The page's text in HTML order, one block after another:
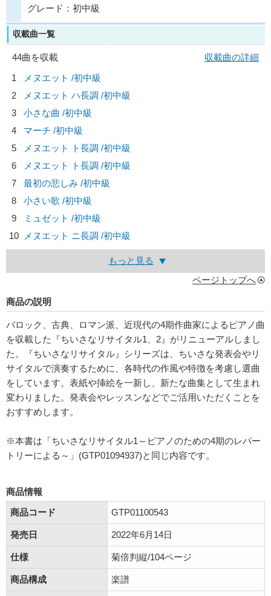
グレード：初中級
収載曲一覧
44曲を収載
収載曲の詳細
1
メヌエット /初中級
2
メヌエット ハ長調 /初中級
3
小さな曲 /初中級
4
マーチ /初中級
5
メヌエット ト長調 /初中級
6
メヌエット ト長調 /初中級
7
最初の悲しみ /初中級
8
小さい歌 /初中級
9
ミュゼット /初中級
10
メヌエット ニ長調 /初中級
もっと見る
ページトップへ
商品の説明
バロック、古典、ロマン派、近現代の4期作曲家によるピアノ曲
を収載した『ちいさなリサイタル1、2』がリニューアルしまし
た。『ちいさなリサイタル』シリーズは、ちいさな発表会やリ
サイタルで演奏するために、各時代の作風や特徴を考慮し選曲
をしています。表紙や挿絵を一新し、新たな曲集として生まれ
変わりました。発表会やレッスンなどでご活用いただくことを
おすすめします。
※本書は「ちいさなリサイタル1～ピアノのための4期のレパー
トリーによる～」(GTP01094937)と同じ内容です。
商品情報
商品コード
GTP01100543
発売日 2022年6月14日
仕様 菊倍判縦/104ページ
商品構成 楽譜